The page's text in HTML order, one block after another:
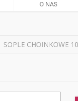
O NAS
SOPLE CHOINKOWE